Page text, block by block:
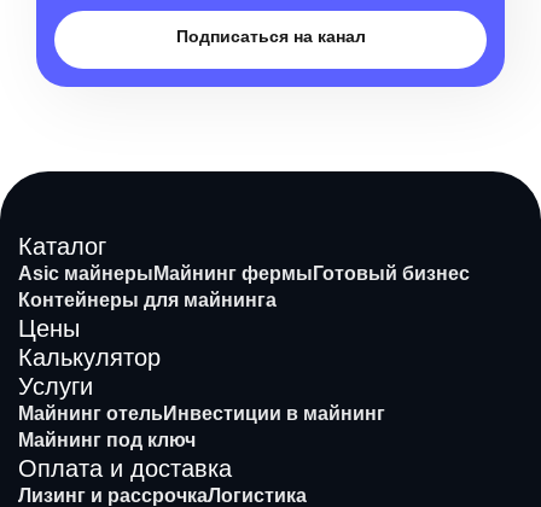
Подписаться на канал
Каталог
Asic майнеры Майнинг фермы Готовый бизнес
Контейнеры для майнинга
Цены
Калькулятор
Услуги
Майнинг отельИнвестиции в майнинг
Майнинг под ключ
Оплата и доставка
Лизинг и рассрочкаЛогистика